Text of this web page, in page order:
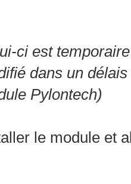
ci est
dans un
Pylontech)
le module et